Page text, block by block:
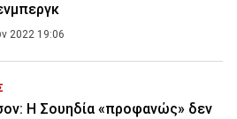
2022 19:06
Η Σουηδία «προφανώς» δεν